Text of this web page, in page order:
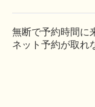
無断で予約時間に
ネット予約が取れ